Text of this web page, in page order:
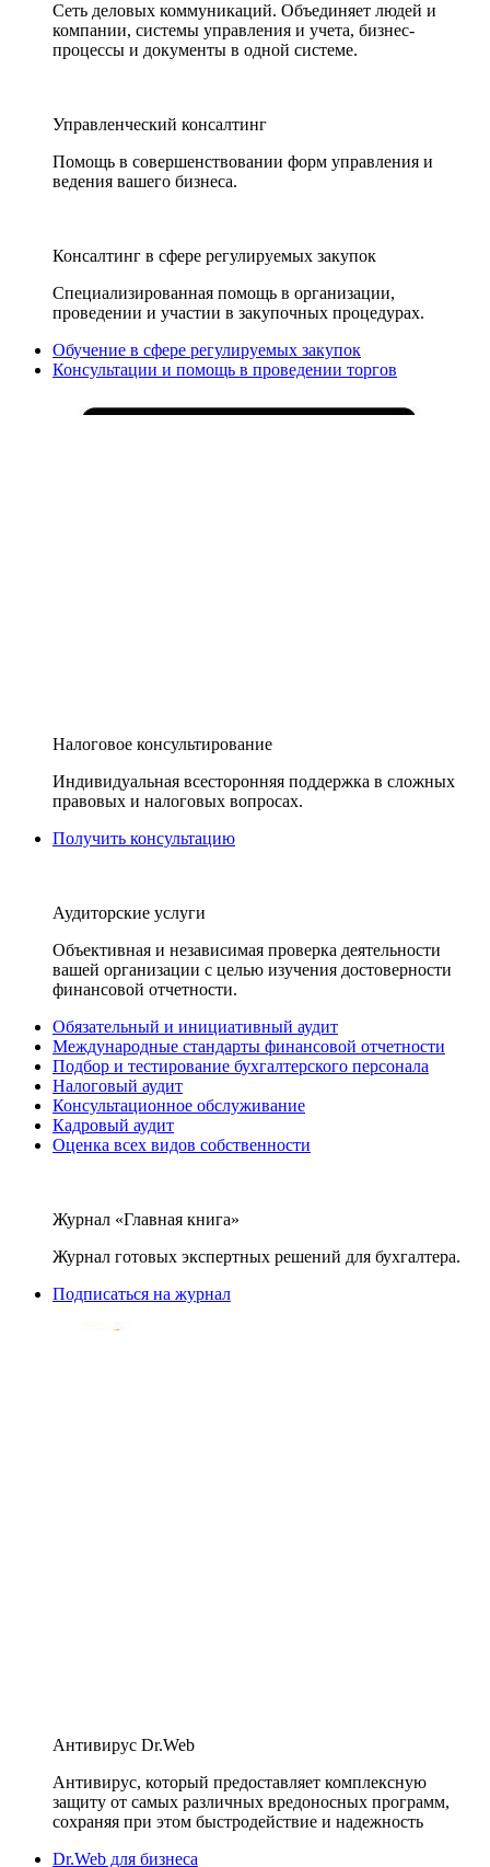
Сеть деловых коммуникаций. Объединяет людей и
компании, системы управления и учета, бизнес-
процессы и документы в одной системе.
Управленческий консалтинг
Помощь в совершенствовании форм управления и
ведения вашего бизнеса.
Консалтинг в сфере регулируемых закупок
Специализированная помощь в организации,
проведении и участии в закупочных процедурах.
Обучение в сфере регулируемых закупок
Консультации и помощь в проведении торгов
Налоговое консультирование
Индивидуальная всесторонняя поддержка в сложных
правовых и налоговых вопросах.
Получить консультацию
Аудиторские услуги
Объективная и независимая проверка деятельности
вашей организации с целью изучения достоверности
финансовой отчетности.
Обязательный и инициативный аудит
Международные стандарты финансовой отчетности
Подбор и тестирование бухгалтерского персонала
Налоговый аудит
Консультационное обслуживание
Кадровый аудит
Оценка всех видов собственности
Журнал «Главная книга»
Журнал готовых экспертных решений для бухгалтера.
Подписаться на журнал
Антивирус Dr.Web
Антивирус, который предоставляет комплексную
защиту от самых различных вредоносных программ,
сохраняя при этом быстродействие и надежность
Dr.Web для бизнеса